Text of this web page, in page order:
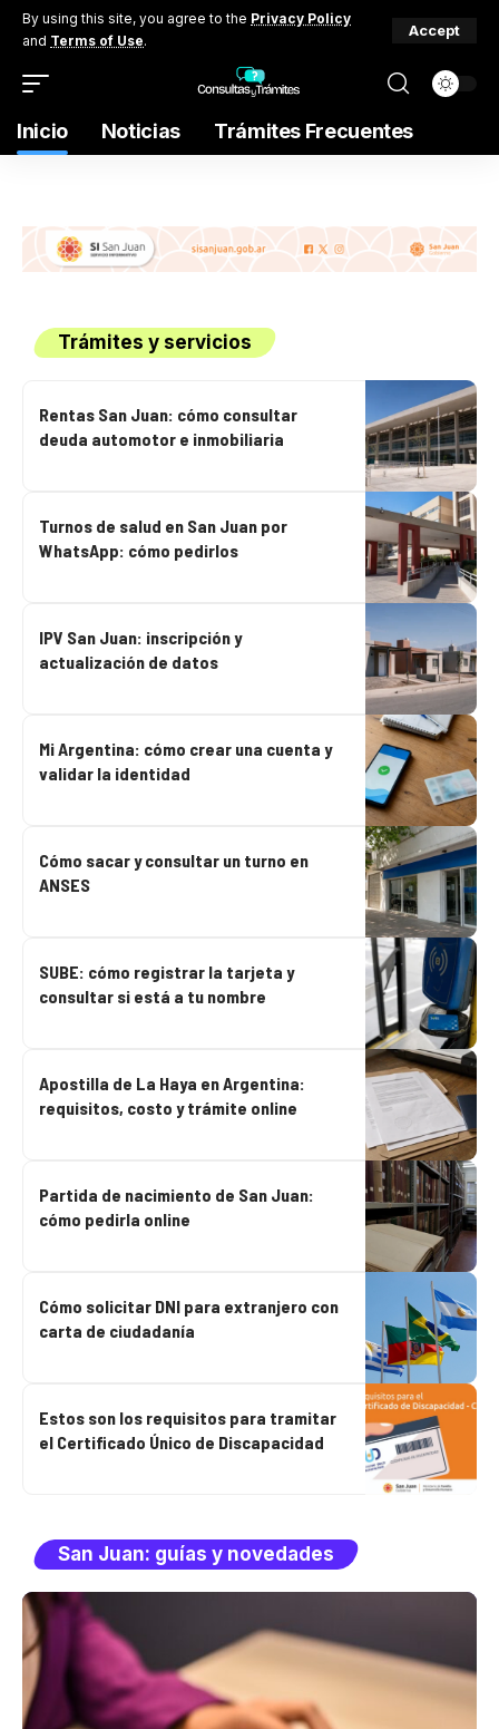
By using this site, you agree to the Privacy Policy
and Terms of Use.
Accept
Inicio Noticias Trámites Frecuentes
San Juan: guías y novedades
Trámites y servicios
Rentas San Juan: cómo consultar
deuda automotor e inmobiliaria
Turnos de salud en San Juan por
WhatsApp: cómo pedirlos
IPV San Juan: inscripción y
actualización de datos
Mi Argentina: cómo crear una cuenta y
validar la identidad
Cómo sacar y consultar un turno en
ANSES
SUBE: cómo registrar la tarjeta y
consultar si está a tu nombre
Apostilla de La Haya en Argentina:
requisitos, costo y trámite online
Partida de nacimiento de San Juan:
cómo pedirla online
Cómo solicitar DNI para extranjero con
carta de ciudadanía
Estos son los requisitos para tramitar
el Certificado Único de Discapacidad